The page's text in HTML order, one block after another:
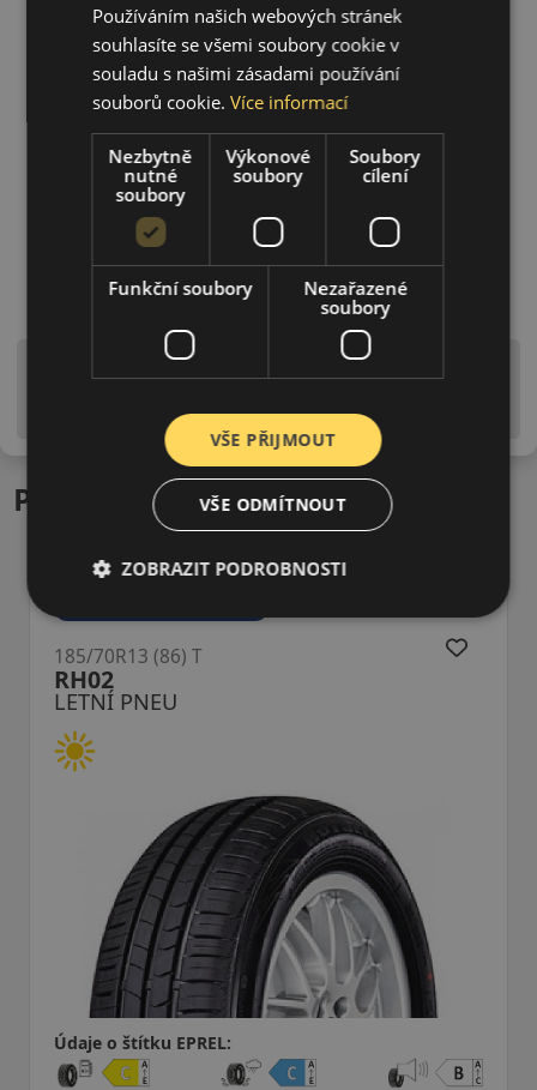
Upozornění! Hodnoty na štítku jsou pouze
is EU štítky ve smyslu dosud platné (předchozí) legislativy.
Podobné produkty
185/70R13 (86) T
Používáním našich webových stránek
souhlasíte se všemi soubory cookie v
souladu s našimi zásadami používání
souborů cookie.Více informací
Nezbytně
nutné
soubory
Výkonové
soubory
Soubory
cílení
Funkční soubory
Nezařazené
soubory
VŠE PŘIJMOUT
VŠE ODMÍTNOUT
ZOBRAZIT PODROBNOSTI